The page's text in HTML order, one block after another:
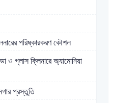
পরিষ্কারকরণ কৌশল
ও গ্লাস ক্লিনারে অ্যামোনিয়া
প্রস্তুতি